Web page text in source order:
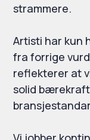
strammere.
Artisti har kun
fra forrige
reflekterer at
solid